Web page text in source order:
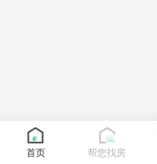
首页 帮您找房